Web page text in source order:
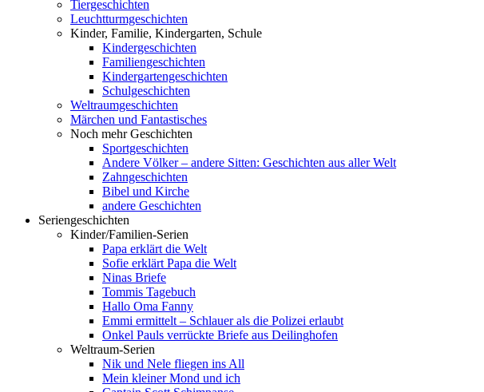
Tiergeschichten
Leuchtturmgeschichten
Kinder, Familie, Kindergarten, Schule
Kindergeschichten
Familiengeschichten
Kindergartengeschichten
Schulgeschichten
Weltraumgeschichten
Märchen und Fantastisches
Noch mehr Geschichten
Sportgeschichten
Andere Völker – andere Sitten: Geschichten aus aller Welt
Zahngeschichten
Bibel und Kirche
andere Geschichten
Seriengeschichten
Kinder/Familien-Serien
Papa erklärt die Welt
Sofie erklärt Papa die Welt
Ninas Briefe
Tommis Tagebuch
Hallo Oma Fanny
Emmi ermittelt – Schlauer als die Polizei erlaubt
Onkel Pauls verrückte Briefe aus Deilinghofen
Weltraum-Serien
Nik und Nele fliegen ins All
Mein kleiner Mond und ich